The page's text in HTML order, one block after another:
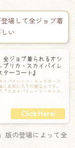
場して全ジョブ着
い
全ジョブ着られるオシ
プリカ・スカイパイレ
ーコート』
イパイレーツ・キャスターコ
にお気に入りの服なんです。
『スカイパイレーツ・キャス
版の登場によって全